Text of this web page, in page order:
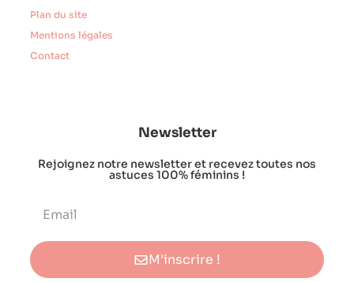
Plan du site
Mentions légales
Contact
Newsletter
Rejoignez notre newsletter et recevez toutes nos
astuces 100% féminins !
M'inscrire !